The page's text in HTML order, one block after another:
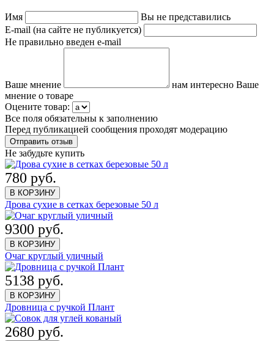
Имя
Вы не представились
E-mail (на сайте не публикуется)
Не правильно введен e-mail
Ваше мнение
нам интересно Ваше
мнение о товаре
Оцените товар:
Все поля обязательны к заполнению
Перед публикацией сообщения проходят модерацию
Не забудьте купить
780 руб.
В КОРЗИНУ
Дрова сухие в сетках березовые 50 л
9300 руб.
В КОРЗИНУ
Очаг круглый уличный
5138 руб.
В КОРЗИНУ
Дровница с ручкой Плант
2680 руб.